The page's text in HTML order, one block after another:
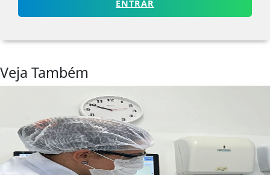
ENTRAR
Veja Também